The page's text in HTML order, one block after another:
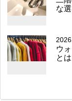
な
ウ
と